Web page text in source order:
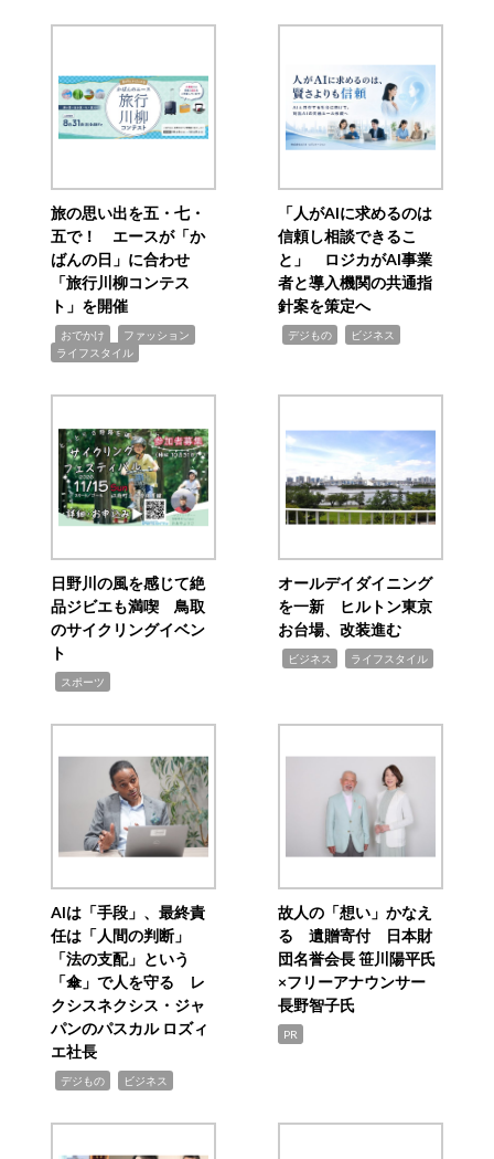
旅の思い出を五・七・
五で！ エースが「か
ばんの日」に合わせ
「旅行川柳コンテス
ト」を開催
おでかけ ファッション
ライフスタイル
「人がAIに求めるのは
信頼し相談できるこ
と」 ロジカがAI事業
者と導入機関の共通指
針案を策定へ
デジもの ビジネス
日野川の風を感じて絶
品ジビエも満喫 鳥取
のサイクリングイベン
ト
スポーツ
オールデイダイニング
を一新 ヒルトン東京
お台場、改装進む
ビジネス ライフスタイル
AIは「手段」、最終責
任は「人間の判断」
「法の支配」という
「傘」で人を守る レ
クシスネクシス・ジャ
パンのパスカル ロズィ
エ社長
デジもの ビジネス
故人の「想い」かなえ
る 遺贈寄付 日本財
団名誉会長 笹川陽平氏
×フリーアナウンサー
長野智子氏
PR